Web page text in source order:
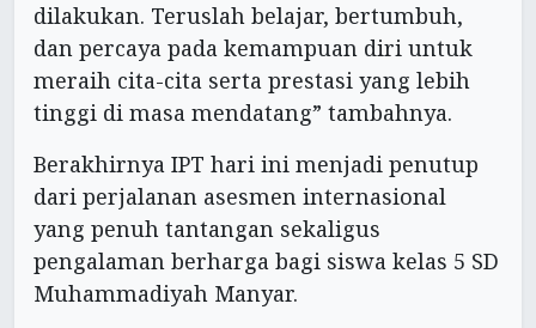
dilakukan. Teruslah belajar, bertumbuh,
dan percaya pada kemampuan diri untuk
meraih cita-cita serta prestasi yang lebih
tinggi di masa mendatang” tambahnya.
Berakhirnya IPT hari ini menjadi penutup
dari perjalanan asesmen internasional
yang penuh tantangan sekaligus
pengalaman berharga bagi siswa kelas 5 SD
Muhammadiyah Manyar.